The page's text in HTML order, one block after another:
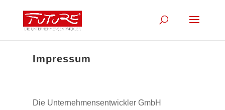
Impressum
Die Unternehmensentwickler GmbH